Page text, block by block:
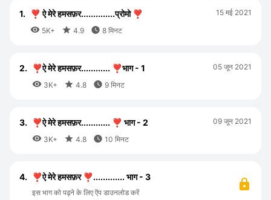
1. ❣️ ऐ मेरे हमसफ़र..............प्रोमो ❣️
 5K+  4.9  8 मिनट
15 मई 2021
2. ❣️ऐ मेरे हमसफ़र............ ❣️भाग - 1
 3K+  4.8  9 मिनट
05 जून 2021
3. ❣️ऐ मेरे हमसफ़र............ ❣️ भाग - 2
 3K+  4.8  10 मिनट
09 जून 2021
4. ❣️ऐ मेरे हमसफ़र ❣️............. भाग - 3
इस भाग को पढ़ने के लिए ऍप डाउनलोड करें